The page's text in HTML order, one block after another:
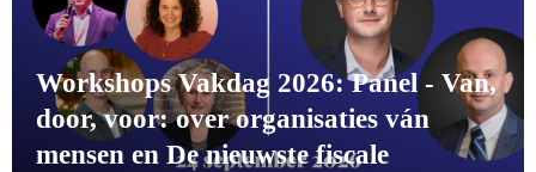
Workshops Vakdag 2026: Panel - Van,
door, voor: over organisaties ván
mensen en De nieuwste fiscale